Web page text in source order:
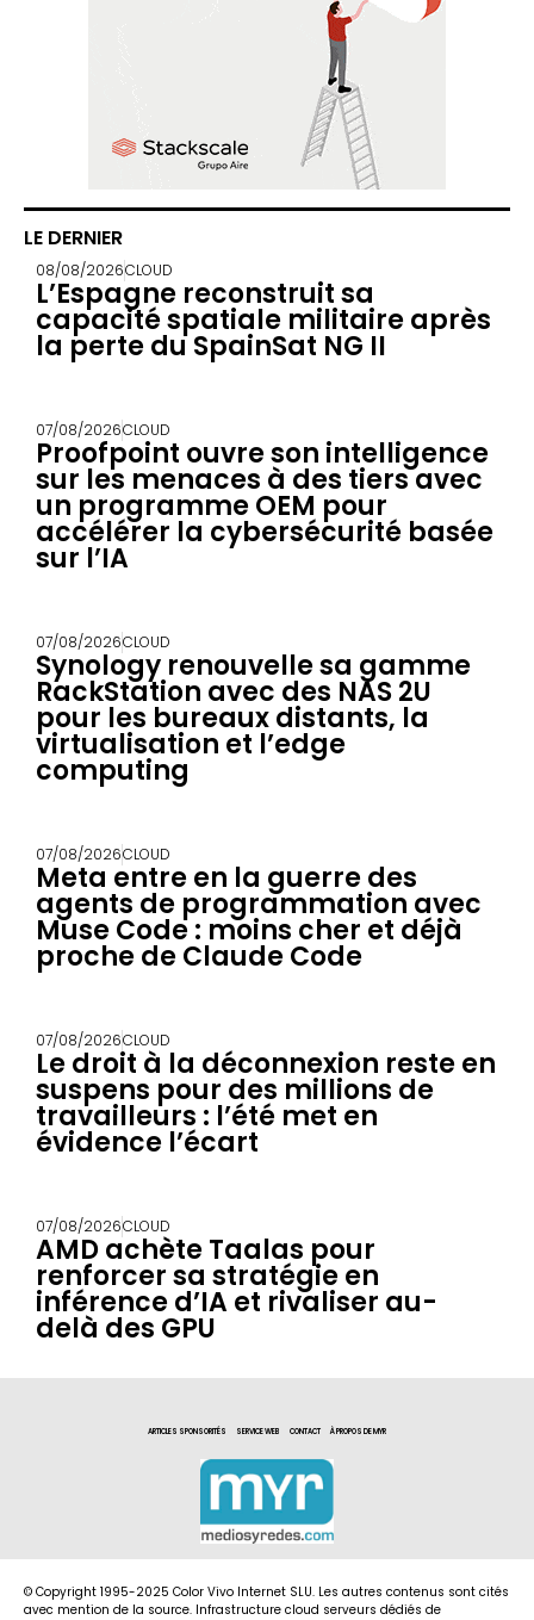
LE DERNIER
08/08/2026CLOUD
L’Espagne reconstruit sa
capacité spatiale militaire après
la perte du SpainSat NG II
07/08/2026CLOUD
Proofpoint ouvre son intelligence
sur les menaces à des tiers avec
un programme OEM pour
accélérer la cybersécurité basée
sur l’IA
07/08/2026CLOUD
Synology renouvelle sa gamme
RackStation avec des NAS 2U
pour les bureaux distants, la
virtualisation et l’edge
computing
07/08/2026CLOUD
Meta entre en la guerre des
agents de programmation avec
Muse Code : moins cher et déjà
proche de Claude Code
07/08/2026CLOUD
Le droit à la déconnexion reste en
suspens pour des millions de
travailleurs : l’été met en
évidence l’écart
07/08/2026CLOUD
AMD achète Taalas pour
renforcer sa stratégie en
inférence d’IA et rivaliser au-
delà des GPU
ARTICLES SPONSORITÉS SERVICE WEB CONTACT À PROPOS DE MYR
© Copyright 1995-2025 Color Vivo Internet SLU. Les autres contenus sont cités
avec mention de la source. Infrastructure cloud serveurs dédiés de